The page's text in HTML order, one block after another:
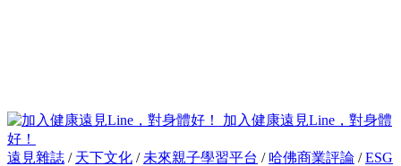
加入健康遠見Line，對身體
好！
遠見雜誌 / 天下文化 / 未來親子學習平台 / 哈佛商業評論 /ESG